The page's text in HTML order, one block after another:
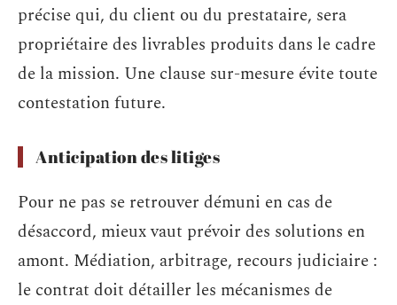
précise qui, du client ou du prestataire, sera
propriétaire des livrables produits dans le cadre
de la mission. Une clause sur-mesure évite toute
contestation future.
Anticipation des litiges
Pour ne pas se retrouver démuni en cas de
désaccord, mieux vaut prévoir des solutions en
amont. Médiation, arbitrage, recours judiciaire :
le contrat doit détailler les mécanismes de